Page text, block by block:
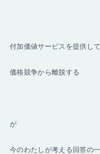
付加価値サービスを提供して
価格競争から離脱する
が
今のわたしが考える回答の一